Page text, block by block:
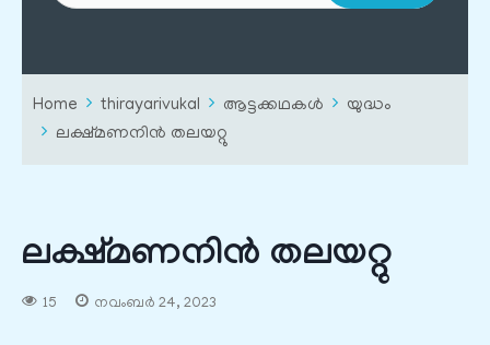
Home thirayarivukal ആട്ടക്കഥകൾ
യുദ്ധം
ലക്ഷ്മണനിന്‍ തലയറ്റു
ലക്ഷ്മണനിന്‍ തലയറ്റു
15 നവംബർ 24, 2023